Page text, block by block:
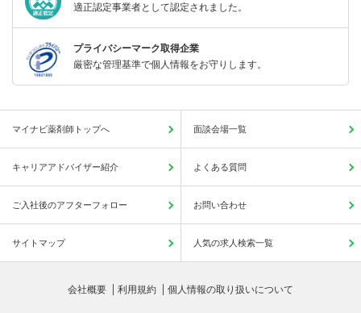
適正認定事業者として認定されました。
プライバシーマーク取得企業
厳密な管理基準で個人情報をお守りします。
マイナビ薬剤師トップへ 面談会場一覧
キャリアアドバイザー紹介 よくある質問
ご入社後のアフターフォロー お問い合わせ
サイトマップ 人気の求人検索一覧
会社概要 利用規約 個人情報の取り扱いについて